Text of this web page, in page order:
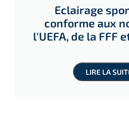
Eclairage
conforme aux
l'UEFA, de la FFF
LIRE LA